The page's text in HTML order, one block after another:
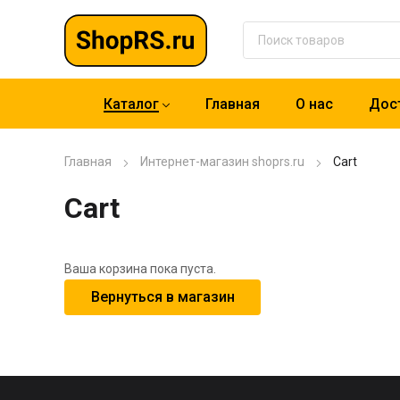
Каталог Главная О нас
Главная Интернет-магазин shoprs.ru Cart
Cart
Ваша корзина пока пуста.
Вернуться в магазин